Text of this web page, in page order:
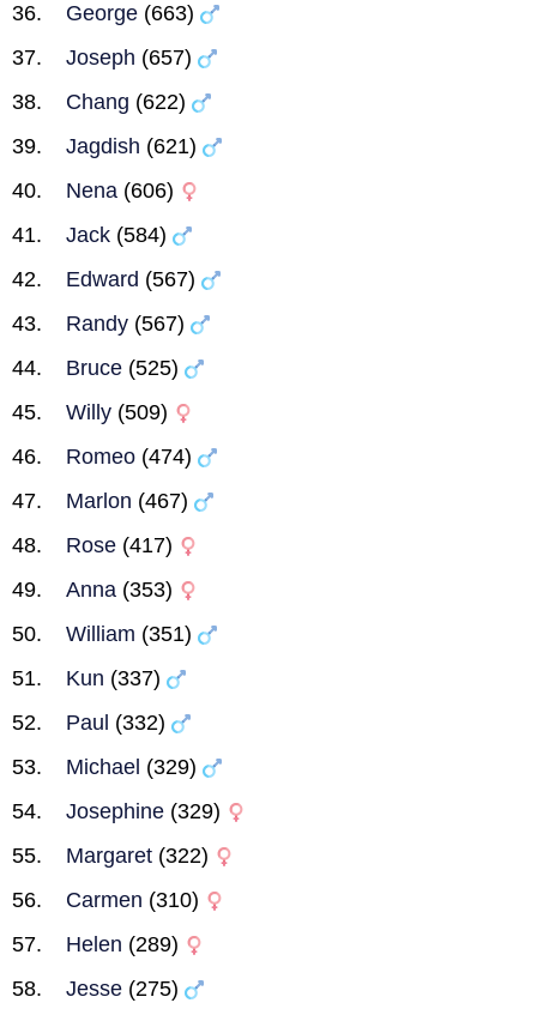
George (663)
Joseph (657)
Chang (622)
Jagdish (621)
Nena (606)
Jack (584)
Edward (567)
Randy (567)
Bruce (525)
Willy (509)
Romeo (474)
Marlon (467)
Rose (417)
Anna (353)
William (351)
Kun (337)
Paul (332)
Michael (329)
Josephine (329)
Margaret (322)
Carmen (310)
Helen (289)
Jesse (275)